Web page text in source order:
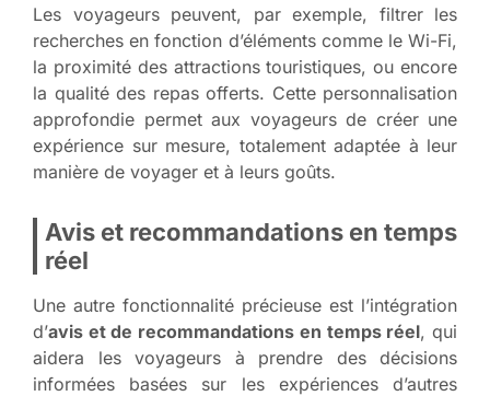
Les voyageurs peuvent, par exemple, filtrer les
recherches en fonction d’éléments comme le Wi-Fi,
la proximité des attractions touristiques, ou encore
la qualité des repas offerts. Cette personnalisation
approfondie permet aux voyageurs de créer une
expérience sur mesure, totalement adaptée à leur
manière de voyager et à leurs goûts.
Avis et recommandations en temps
réel
Une autre fonctionnalité précieuse est l’intégration
d’avis et de recommandations en temps réel, qui
aidera les voyageurs à prendre des décisions
informées basées sur les expériences d’autres